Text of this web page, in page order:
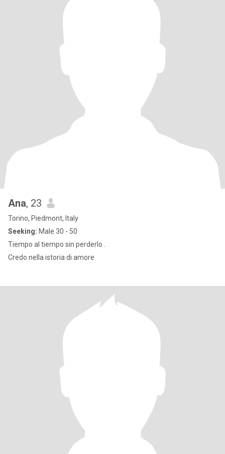
Ana, 23
Torino, Piedmont, Italy
Seeking: Male 30 - 50
Tiempo al tiempo sin perderlo .
Credo nella istoria di amore